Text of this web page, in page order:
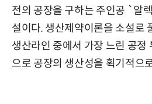
전의 공장을 구하는 주인공 `알
설이다. 생산제약이론을 소설로
생산라인 중에서 가장 느린 공정
으로 공장의 생산성을 획기적으